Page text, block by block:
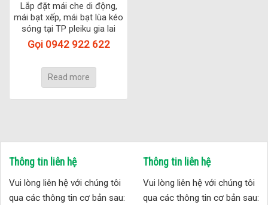
Lắp đặt mái che di động,
mái bạt xếp, mái bạt lùa kéo
sóng tại TP pleiku gia lai
Gọi 0942 922 622
Read more
Thông tin liên hệ
Vui lòng liên hệ với chúng tôi
qua các thông tin cơ bản sau:
Thông tin liên hệ
Vui lòng liên hệ với chúng tôi
qua các thông tin cơ bản sau: